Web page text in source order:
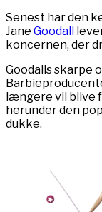
Senest har den
Jane Goodall
koncernen, der
Goodalls skarpe
længere vil blive
herunder den
dukke.